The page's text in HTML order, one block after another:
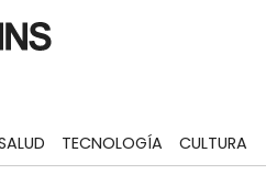
TECNOLOGÍA CULTURA